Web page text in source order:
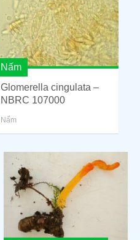
Nấm
Glomerella cingulata –
NBRC 107000
Nấm